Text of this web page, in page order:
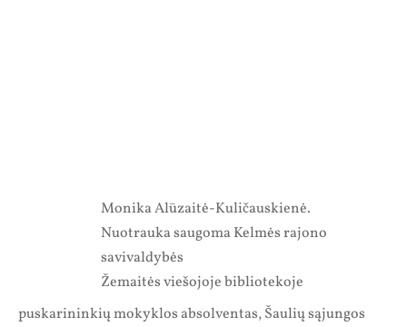
Monika Alūzaitė-Kuličauskienė.
Nuotrauka saugoma Kelmės rajono
savivaldybės
Žemaitės viešojoje bibliotekoje
puskarininkių mokyklos absolventas, Šaulių sąjungos